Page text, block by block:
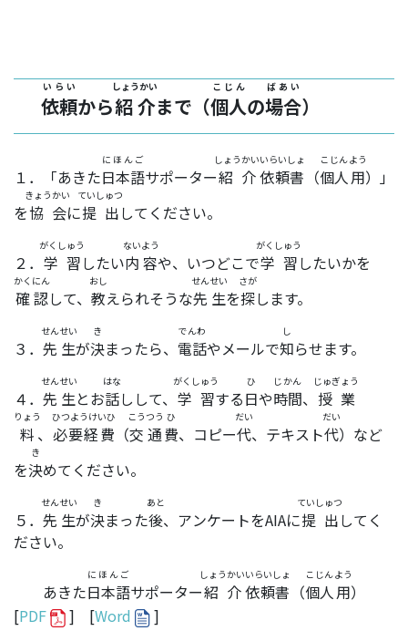
依頼
いらい
から紹介
しょうかい
まで（個人
こじん
の場合
ばあい
）
１．「あきた日本語
にほんご
サポーター紹介
しょうかい
依頼書
いらいしょ
（個人
こじん
用
よう
）」
を協会
きょうかい
に提出
ていしゅつ
してください。
２． 学習
がくしゅう
したい内容
ないよう
や、いつどこで学習
がくしゅう
したいかを
確認
かくにん
して、 教
おし
えられそうな先生
せんせい
を探
さが
します。
３． 先生
せんせい
が決
き
まったら、 電話
でんわ
やメールで知
し
らせます。
４． 先生
せんせい
とお話
はな
しして、 学習
がくしゅう
する日
ひ
や時間
じかん
、 授業
じゅぎょう
料
りょう
、 必要経費
ひつようけいひ
（交通
こうつう
費
ひ
、コピー代
だい
、テキスト代
だい
）など
を決
き
めてください。
５． 先生
せんせい
が決
き
まった後
あと
、アンケートをAIAに提出
ていしゅつ
してく
ださい。
あきた日本語
にほんご
サポーター紹介
しょうかい
依頼書
いらいしょ
（個人
こじん
用
よう
）
[PDF ] [Word ]